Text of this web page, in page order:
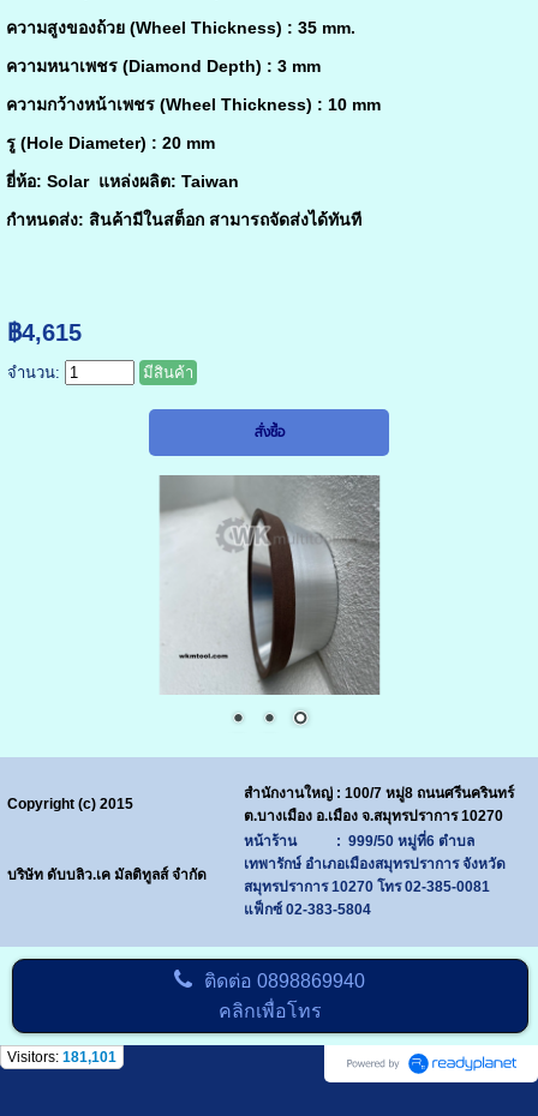
ความสูงของถ้วย (Wheel Thickness) : 35 mm.
ความหนาเพชร (Diamond Depth) : 3 mm
ความกว้างหน้าเพชร (Wheel Thickness) : 10 mm
รู (Hole Diameter) : 20 mm
ยี่ห้อ: Solar แหล่งผลิต: Taiwan
กำหนดส่ง: สินค้ามีในสต็อก สามารถจัดส่งได้ทันที
฿4,615
จำนวน: มีสินค้า
Copyright (c) 2015
สำนักงานใหญ่ : 100/7 หมู่8 ถนนศรีนครินทร์
ต.บางเมือง อ.เมือง จ.สมุทรปราการ 10270
บริษัท ดับบลิว.เค มัลติทูลส์ จำกัด
หน้าร้าน : 999/50 หมู่ที่6 ตำบล
เทพารักษ์ อำเภอเมืองสมุทรปราการ จังหวัด
สมุทรปราการ 10270 โทร02-385-0081
แฟ็กซ์ 02-383-5804
ติดต่อ0898869940
คลิกเพื่อโทร
Visitors: 181,101